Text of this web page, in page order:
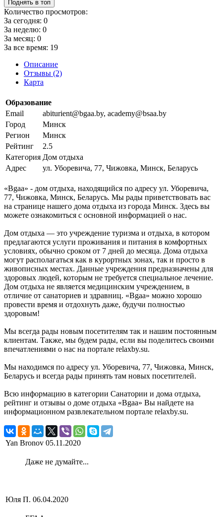
Поднять в топ
Количество просмотров:
За сегодня: 0
За неделю: 0
За месяц: 0
За все время: 19
Описание
Отзывы (2)
Карта
Образование
Email
abiturient@bgaa.by, academy@bsaa.by
Город
Минск
Регион
Минск
Рейтинг
2.5
Категория Дом отдыха
Адрес
ул. Уборевича, 77, Чижовка, Минск, Беларусь
«Bgaa» - дом отдыха, находящийся по адресу ул. Уборевича,
77, Чижовка, Минск, Беларусь. Мы рады приветствовать вас
на странице нашего дома отдыха из города Минск. Здесь вы
можете ознакомиться с основной информацией о нас.
Дом отдыха — это учреждение туризма и отдыха, в котором
предлагаются услуги проживания и питания в комфортных
условиях, обычно сроком от 7 дней до месяца. Дома отдыха
могут располагаться как в курортных зонах, так и просто в
живописных местах. Данные учреждения предназначены для
здоровых людей, которым не требуется специальное лечение.
Дом отдыха не является медицинским учреждением, в
отличие от санаториев и здравниц. «Bgaa» можно хорошо
провести время и отдохнуть даже, будучи полностью
здоровым!
Мы всегда рады новым посетителям так и нашим постоянным
клиентам. Также, мы будем рады, если вы поделитесь своими
впечатлениями о нас на портале relaxby.su.
Мы находимся по адресу ул. Уборевича, 77, Чижовка, Минск,
Беларусь и всегда рады принять там новых посетителей.
Всю информацию в категории Санатории и дома отдыха,
рейтинг и отзывы о доме отдыха «Bgaa» Вы найдете на
информационном развлекательном портале relaxby.su.
Yan Bronov 05.11.2020
Даже не думайте...
Юля П. 06.04.2020